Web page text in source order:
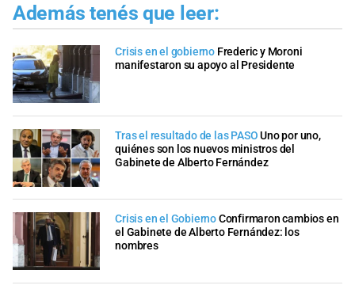
Además tenés que leer:
Crisis en el gobierno Frederic y Moroni
manifestaron su apoyo al Presidente
Tras el resultado de las PASOUno por uno,
quiénes son los nuevos ministros del
Gabinete de Alberto Fernández
Crisis en el GobiernoConfirmaron cambios en
el Gabinete de Alberto Fernández: los
nombres